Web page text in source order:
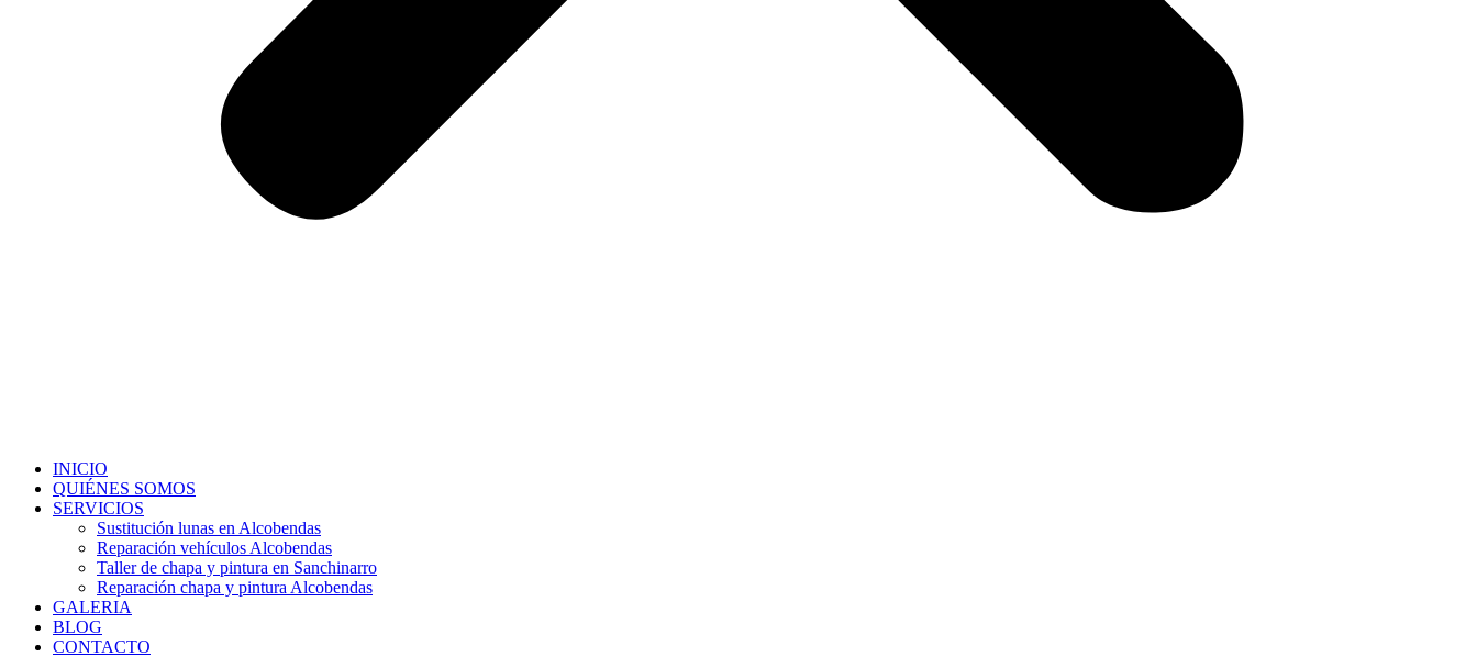
INICIO
QUIÉNES SOMOS
SERVICIOS
Sustitución lunas en Alcobendas
Reparación vehículos Alcobendas
Taller de chapa y pintura en Sanchinarro
Reparación chapa y pintura Alcobendas
GALERIA
BLOG
CONTACTO